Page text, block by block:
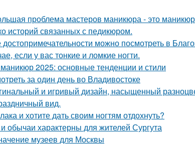
проблема мастеров маникюра - это
историй связанных с педикюром.
можно посмотреть в
если у вас тонкие и ломкие ногти.
2025: основные тенденции и стили
за один день во Владивостоке
и игривый дизайн, насыщенный
вид.
и хотите дать своим ногтям отдохнуть?
обычаи характерны для жителей Сургута
музеев для Москвы